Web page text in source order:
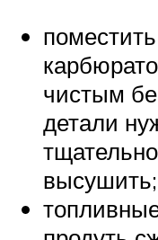
чистым
детали
высушить;